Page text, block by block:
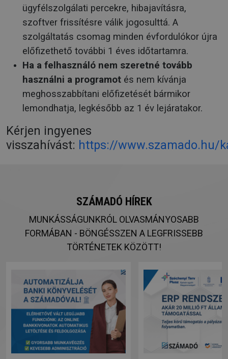
ügyfélszolgálati percekre, hibajavításra,
szoftver frissítésre válik jogosulttá. A
szolgáltatás csomag minden évfordulókor újra
előfizethető további 1 éves időtartamra.
Ha a felhasználó nem szeretné tovább
használni a programot és nem kívánja
meghosszabbítani előfizetését bármikor
lemondhatja, legkésőbb az 1 év lejáratakor.
Kérjen ingyenes
visszahívást: https://www.szamado.hu/
SZÁMADÓ HÍREK
MUNKÁSSÁGUNKRÓL OLVASMÁNYOSABB
FORMÁBAN - BÖNGÉSSZEN A LEGFRISSEBB
TÖRTÉNETEK KÖZÖTT!